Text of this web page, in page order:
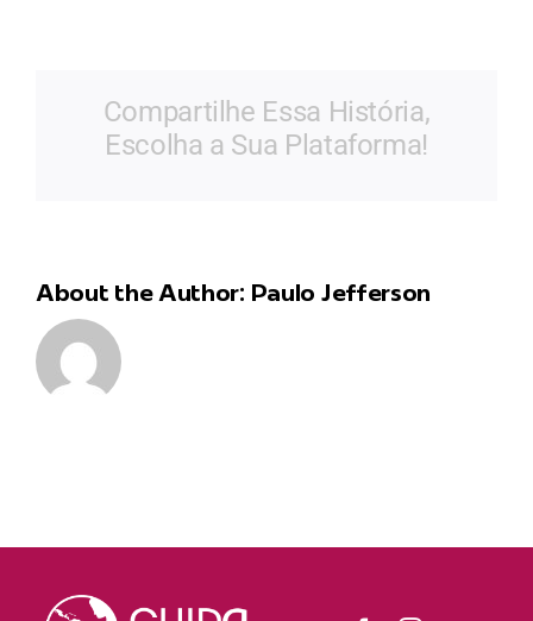
Compartilhe Essa História,
Escolha a Sua Plataforma!
About the Author: Paulo Jefferson